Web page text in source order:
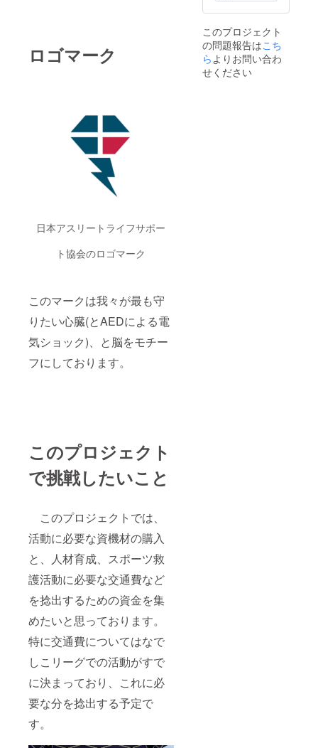
ロゴマーク
日本アスリートライフサポー
ト協会のロゴマーク
このマークは我々が最も守
りたい心臓(とAEDによる電
気ショック)、と脳をモチー
フにしております。
このプロジェクト
で挑戦したいこと
このプロジェクトでは、
活動に必要な資機材の購入
と、人材育成、スポーツ救
護活動に必要な交通費など
を捻出するための資金を集
めたいと思っております。
特に交通費についてはなで
しこリーグでの活動がすで
に決まっており、これに必
要な分を捻出する予定で
す。
このプロジェクト
の問題報告はこち
らよりお問い合わ
せください